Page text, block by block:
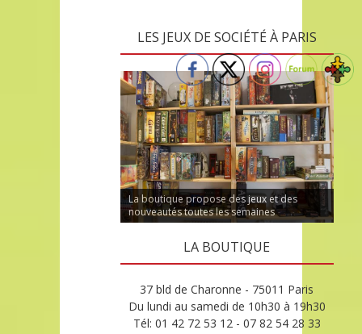
LES JEUX DE SOCIÉTÉ À PARIS
La boutique propose des jeux et des
nouveautés toutes les semaines
LA BOUTIQUE
37 bld de Charonne - 75011 Paris
Du lundi au samedi de 10h30 à 19h30
Tél: 01 42 72 53 12 - 07 82 54 28 33